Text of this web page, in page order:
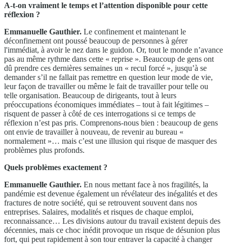
A-t-on vraiment le temps et l’attention disponible pour cette
réflexion ?
Emmanuelle Gauthier. Le confinement et maintenant le
déconfinement ont poussé beaucoup de personnes à gérer
l'immédiat, à avoir le nez dans le guidon. Or, tout le monde n’avance
pas au même rythme dans cette « reprise ». Beaucoup de gens ont
dû prendre ces dernières semaines un « recul forcé », jusqu’à se
demander s’il ne fallait pas remettre en question leur mode de vie,
leur façon de travailler ou même le fait de travailler pour telle ou
telle organisation. Beaucoup de dirigeants, tout à leurs
préoccupations économiques immédiates – tout à fait légitimes –
risquent de passer à côté de ces interrogations si ce temps de
réflexion n’est pas pris. Comprenons-nous bien : beaucoup de gens
ont envie de travailler à nouveau, de revenir au bureau «
normalement »… mais c’est une illusion qui risque de masquer des
problèmes plus profonds.
Quels problèmes exactement ?
Emmanuelle Gauthier. En nous mettant face à nos fragilités, la
pandémie est devenue également un révélateur des inégalités et des
fractures de notre société, qui se retrouvent souvent dans nos
entreprises. Salaires, modalités et risques de chaque emploi,
reconnaissance… Les divisions autour du travail existent depuis des
décennies, mais ce choc inédit provoque un risque de désunion plus
fort, qui peut rapidement à son tour entraver la capacité à changer